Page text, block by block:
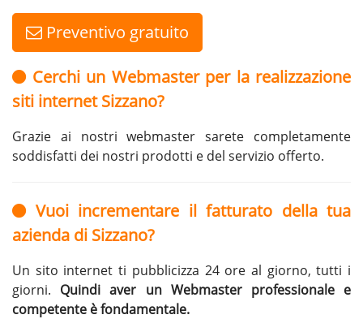
Preventivo gratuito
Cerchi un Webmaster per la realizzazione
siti internet Sizzano?
Grazie ai nostri webmaster sarete completamente
soddisfatti dei nostri prodotti e del servizio offerto.
Vuoi incrementare il fatturato della tua
azienda di Sizzano?
Un sito internet ti pubblicizza 24 ore al giorno, tutti i
giorni. Quindi aver un Webmaster professionale e
competente è fondamentale.